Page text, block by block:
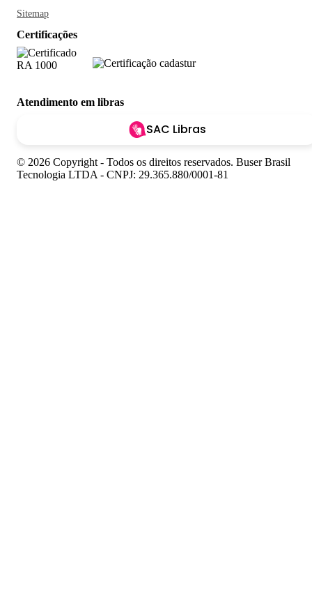
Sitemap
Certificações
Atendimento em libras
SAC Libras
© 2026 Copyright - Todos os direitos reservados. Buser Brasil
Tecnologia LTDA - CNPJ: 29.365.880/0001-81